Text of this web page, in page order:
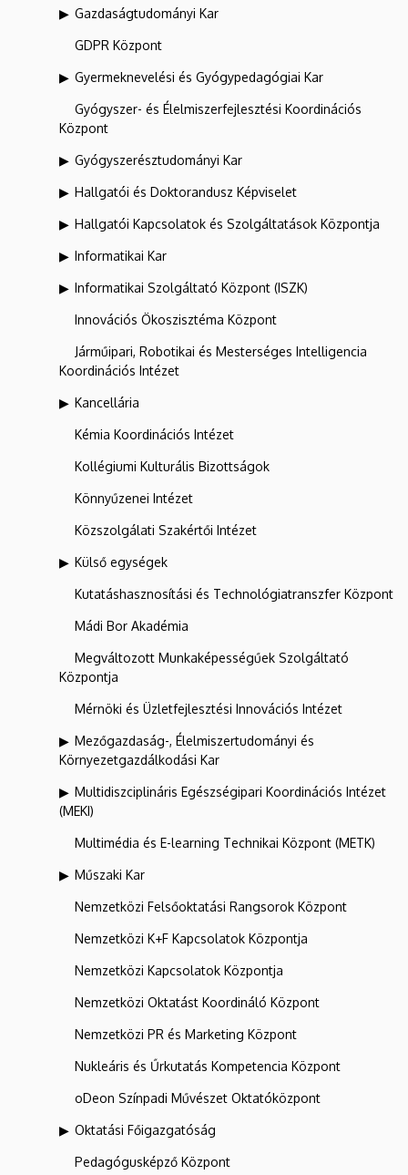
Gazdaságtudományi Kar
GDPR Központ
Gyermeknevelési és Gyógypedagógiai Kar
Gyógyszer- és Élelmiszerfejlesztési Koordinációs
Központ
Gyógyszerésztudományi Kar
Hallgatói és Doktorandusz Képviselet
Hallgatói Kapcsolatok és Szolgáltatások Központja
Informatikai Kar
Informatikai Szolgáltató Központ (ISZK)
Innovációs Ökoszisztéma Központ
Járműipari, Robotikai és Mesterséges Intelligencia
Koordinációs Intézet
Kancellária
Kémia Koordinációs Intézet
Kollégiumi Kulturális Bizottságok
Könnyűzenei Intézet
Közszolgálati Szakértői Intézet
Külső egységek
Kutatáshasznosítási és Technológiatranszfer Központ
Mádi Bor Akadémia
Megváltozott Munkaképességűek Szolgáltató
Központja
Mérnöki és Üzletfejlesztési Innovációs Intézet
Mezőgazdaság-, Élelmiszertudományi és
Környezetgazdálkodási Kar
Multidiszciplináris Egészségipari Koordinációs Intézet
(MEKI)
Multimédia és E-learning Technikai Központ (METK)
Műszaki Kar
Nemzetközi Felsőoktatási Rangsorok Központ
Nemzetközi K+F Kapcsolatok Központja
Nemzetközi Kapcsolatok Központja
Nemzetközi Oktatást Koordináló Központ
Nemzetközi PR és Marketing Központ
Nukleáris és Űrkutatás Kompetencia Központ
oDeon Színpadi Művészet Oktatóközpont
Oktatási Főigazgatóság
Pedagógusképző Központ